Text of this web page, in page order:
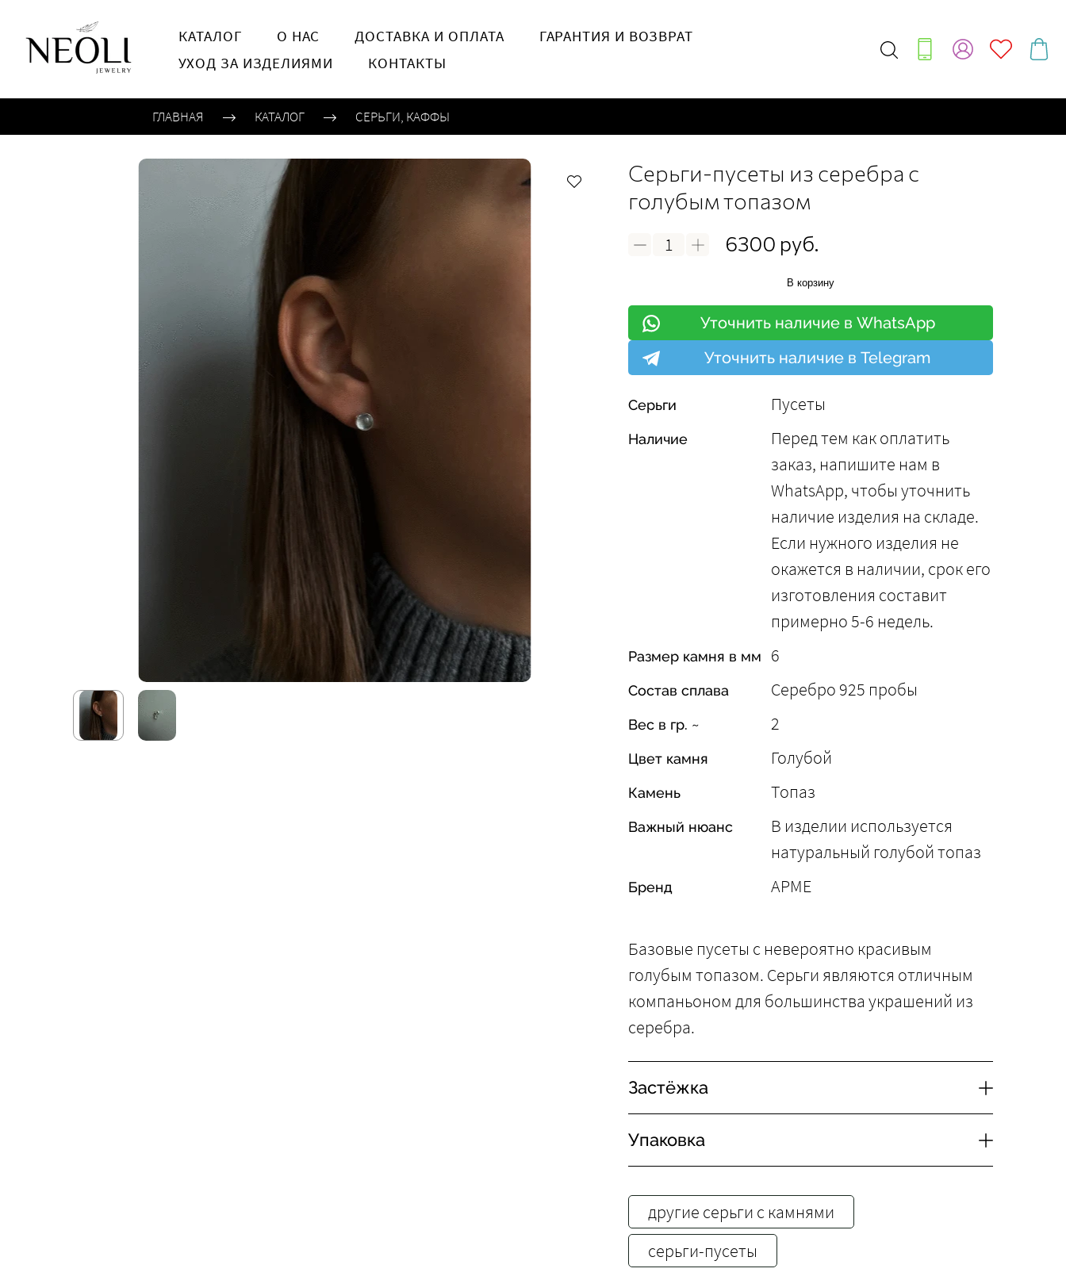
КАТАЛОГ О НАС ДОСТАВКА И ОПЛАТА
ГАРАНТИЯ И ВОЗВРАТ
УХОД ЗА ИЗДЕЛИЯМИ
КОНТАКТЫ
ГЛАВНАЯ КАТАЛОГ CЕРЬГИ, КАФФЫ
Cерьги-пусеты из серебра с
голубым топазом
6300 руб.
В корзину
Уточнить наличие в WhatsApp
Уточнить наличие в Telegram
Серьги Пусеты
Наличие
Перед тем как оплатить
заказ, напишите нам в
WhatsApp, чтобы уточнить
наличие изделия на складе.
Если нужного изделия не
окажется в наличии, срок его
изготовления составит
примерно 5-6 недель.
Размер камня в мм 6
Состав сплава Серебро 925 пробы
Вес в гр. ~ 2
Цвет камня Голубой
Камень Топаз
Важный нюанс
В изделии используется
натуральный голубой топаз
Бренд АРМЕ
Базовые пусеты с невероятно красивым
голубым топазом. Cерьги являются отличным
компаньоном для большинства украшений из
серебра.
Застёжка
Упаковка
другие cерьги с камнями
серьги-пусеты